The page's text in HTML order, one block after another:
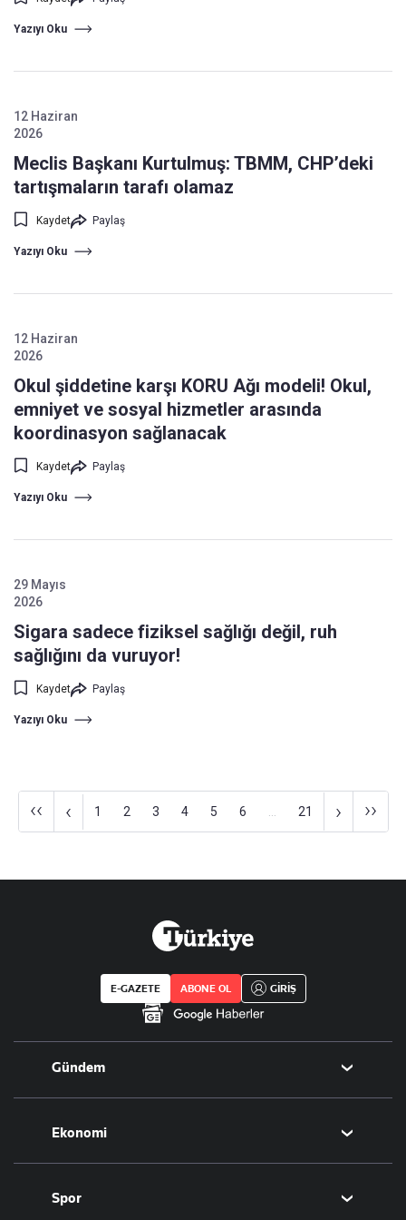
Yazıyı Oku
12 Haziran
2026
Meclis Başkanı Kurtulmuş: TBMM, CHP’deki
tartışmaların tarafı olamaz
Kaydet Paylaş
Yazıyı Oku
12 Haziran
2026
Okul şiddetine karşı KORU Ağı modeli! Okul,
emniyet ve sosyal hizmetler arasında
koordinasyon sağlanacak
Kaydet Paylaş
Yazıyı Oku
29 Mayıs
2026
Sigara sadece fiziksel sağlığı değil, ruh
sağlığını da vuruyor!
Kaydet Paylaş
Yazıyı Oku
‹‹ ‹ 1 2 3 4 5 6 21 › ››
E-GAZETE ABONE OL GİRİŞ
Gündem
Politika
Eğitim
Ekonomi
Borsa
Altın
Spor